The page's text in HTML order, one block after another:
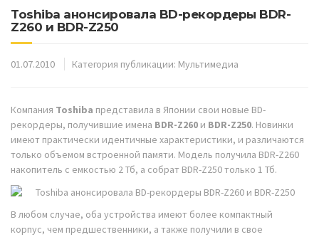
Toshiba анонсировала BD-рекордеры BDR-
Z260 и BDR-Z250
01.07.2010 Категория публикации: Мультимедиа
Компания Toshiba представила в Японии свои новые BD-
рекордеры, получившие имена BDR-Z260 и BDR-Z250. Новинки
имеют практически идентичные характеристики, и различаются
только объемом встроенной памяти. Модель получила BDR-Z260
накопитель с емкостью 2 Тб, а собрат BDR-Z250 только 1 Тб.
В любом случае, оба устройства имеют более компактный
корпус, чем предшественники, а также получили в свое